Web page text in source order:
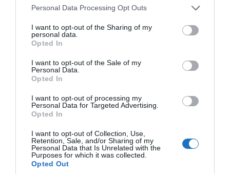
Please note that this website/app uses one or more Google
not limited to your visit or usage behaviour. You may click to
grant or deny consent to Google and its third-party tags to
use your data for below specified purposes in below Google
consent section.
Personal Data Processing Opt Outs
I want to opt-out of the Sharing of my
personal data.
Opted In
I want to opt-out of the Sale of my
Personal Data.
Opted In
I want to opt-out of processing my
Personal Data for Targeted Advertising.
Opted In
I want to opt-out of Collection, Use,
Retention, Sale, and/or Sharing of my
Personal Data that Is Unrelated with the
Purposes for which it was collected.
Opted Out
legszebb helyét Rizsavi Tamás